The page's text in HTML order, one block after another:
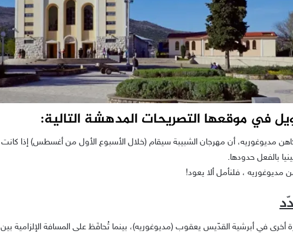
في موقعها التصريحات المدهشة التالية:
كاهن مديوغوريه، أن مهرجان الشبيبة سيقام (خلال الأسبوع الأول من أغسطس) إذا كانت
بالفعل حدودها.
مديوغوريه ، فلنأمل ألا يعود!
أخرى في أبرشية القدّيس يعقوب (مديوغوريه)، بينما تُحافَظ على المسافة الإلزامية بين